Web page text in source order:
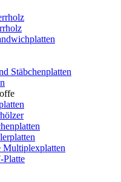
Stäbchenplatten
Platte